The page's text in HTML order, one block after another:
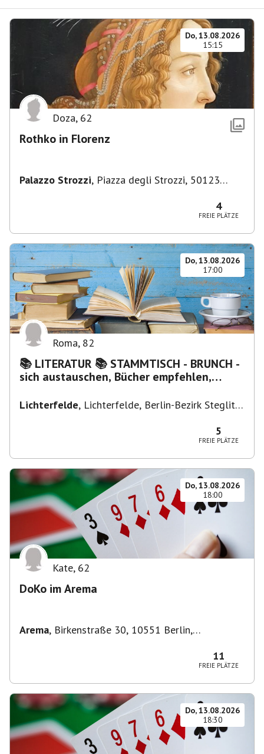
Do, 13.08.2026
15:15
Doza, 62
Rothko in Florenz
Palazzo Strozzi, Piazza degli Strozzi, 50123
4
FREIE PLÄTZE
Do, 13.08.2026
17:00
Roma, 82
📚 LITERATUR 📚 STAMMTISCH - BRUNCH -
sich austauschen, Bücher empfehlen,
Lichterfelde, Lichterfelde, Berlin-Bezirk Steglitz-
5
FREIE PLÄTZE
Do, 13.08.2026
18:00
Kate, 62
DoKo im Arema
Arema, Birkenstraße 30, 10551 Berlin,
11
FREIE PLÄTZE
Do, 13.08.2026
18:30